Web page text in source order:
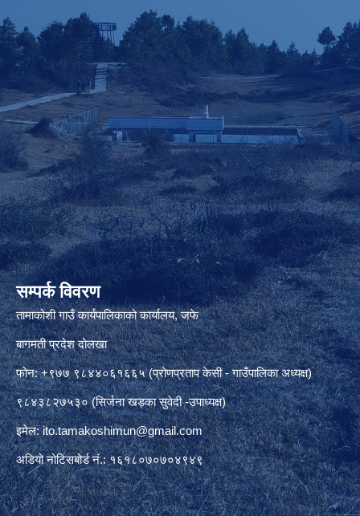
सम्पर्क विवरण
तामाकोशी गाउँ कार्यपालिकाको कार्यालय, जफे
बागमती प्रदेश दोलखा
फोन: +९७७ ९८४४०६१६६५ (प्रोणप्रताप केसी - गाउँपालिका अध्यक्ष)
९८४३८२७५३० (सिर्जना खड्का सुवेदी -उपाध्यक्ष)
इमेल:ito.tamakoshimun@gmail.com
अडियो नोटिसबोर्ड नं.: १६१८०७०७०४९४९